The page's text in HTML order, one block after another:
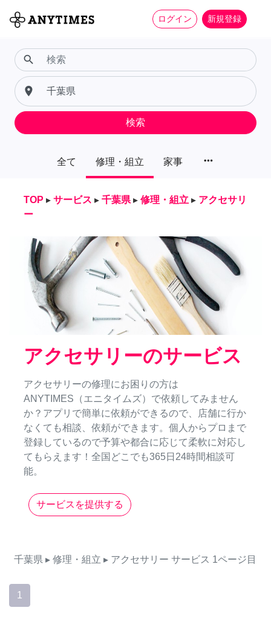
ログイン 新規登録
全て 修理・組立 家事 more_horiz
search
place
検索
TOP ▸ サービス ▸ 千葉県 ▸ 修理・組立 ▸ アクセサリ
ー
アクセサリーのサービス
アクセサリーの修理にお困りの方は
ANYTIMES（エニタイムズ）で依頼してみません
か？アプリで簡単に依頼ができるので、店舗に行か
なくても相談、依頼ができます。個人からプロまで
登録しているので予算や都合に応じて柔軟に対応し
てもらえます！全国どこでも365日24時間相談可
能。
サービスを提供する
千葉県 ▸ 修理・組立 ▸ アクセサリー サービス 1ページ目
1